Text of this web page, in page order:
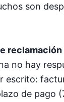
son
no hay
escrito:
de pago